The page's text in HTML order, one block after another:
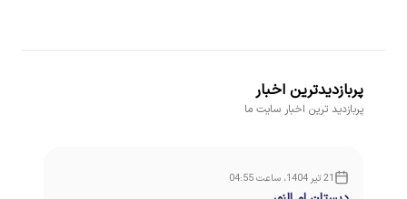
پربازدیدترین اخبار
پربازدید ترین اخبار سایت ما
21 تیر 1404، ساعت 04:55